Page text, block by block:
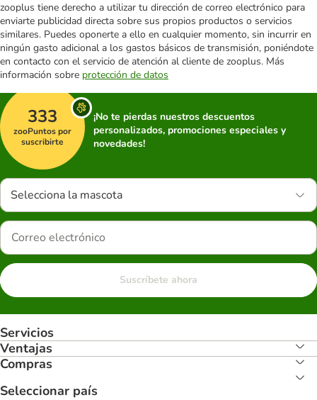
zooplus tiene derecho a utilizar tu dirección de correo electrónico para
enviarte publicidad directa sobre sus propios productos o servicios
similares. Puedes oponerte a ello en cualquier momento, sin incurrir en
ningún gasto adicional a los gastos básicos de transmisión, poniéndote
en contacto con el servicio de atención al cliente de zooplus. Más
información sobre protección de datos
333
zooPuntos por
suscribirte
¡No te pierdas nuestros descuentos
personalizados, promociones especiales y
novedades!
Selecciona la mascota
Suscríbete ahora
Servicios
Ventajas
Compras
Seleccionar país